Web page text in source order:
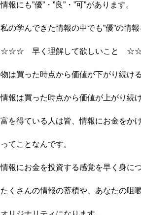
情報にも”優”・”良”・”可”があります。
私の学んできた情報の中でも”優”の情報
☆☆☆ 早く理解して欲しいこと
物は買った時点から価値が下がり続ける
情報は買った時点から価値が上がり続け
富を得ている人は皆、情報にお金をか
ってことなんです。
情報にお金を投資する感覚を早く身に
たくさんの情報の蓄積や、あなたの咀